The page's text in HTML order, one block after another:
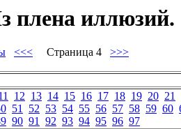
плена иллюзий.
<<< Страница 4 >>>
12 13 14 15 16 17 18 19 20 21
51 52 53 54 55 56 57 58 59 60
90 91 92 93 94 95 96 97